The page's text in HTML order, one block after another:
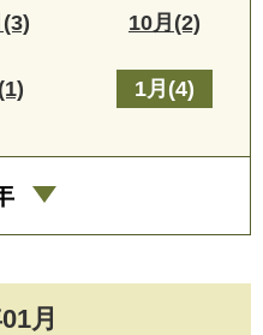
月
10月(2)
1月(4)